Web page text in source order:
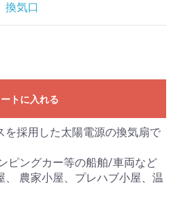
換気口
トに入れる
を採用した太陽電源の換気扇で
ピングカー等の船舶/車両など
、 農家小屋、プレハブ小屋、温